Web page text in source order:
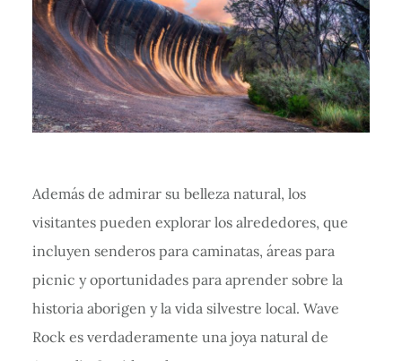
Además de admirar su belleza natural, los
visitantes pueden explorar los alrededores, que
incluyen senderos para caminatas, áreas para
picnic y oportunidades para aprender sobre la
historia aborigen y la vida silvestre local. Wave
Rock es verdaderamente una joya natural de